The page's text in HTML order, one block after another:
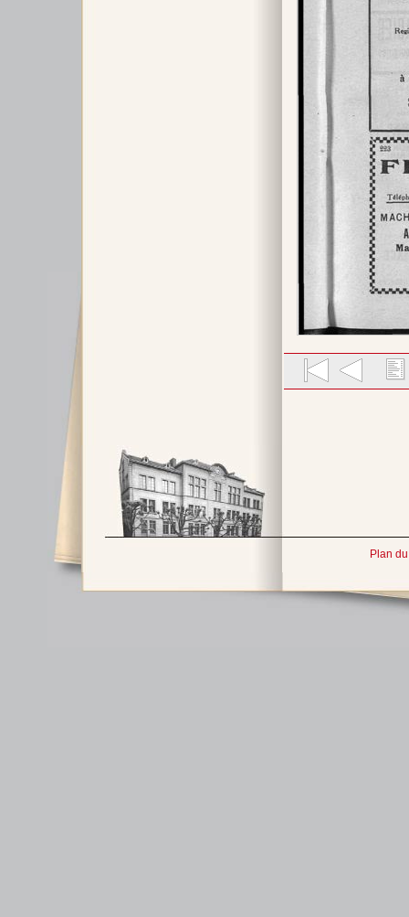
Plan